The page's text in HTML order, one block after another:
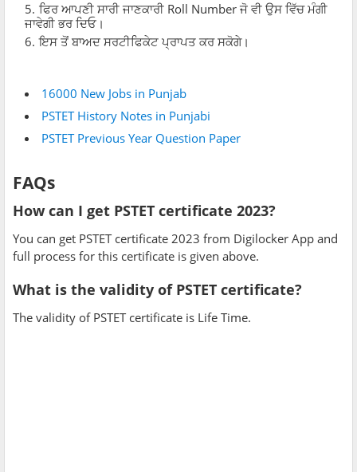
ਫਿਰ ਆਪਣੀ ਸਾਰੀ ਜਾਣਕਾਰੀ Roll Number ਜੋ ਵੀ ਉਸ ਵਿੱਚ ਮੰਗੀ
ਜਾਵੇਗੀ ਭਰ ਦਿਓ।
ਇਸ ਤੋਂ ਬਾਅਦ ਸਰਟੀਫਿਕੇਟ ਪ੍ਰਾਪਤ ਕਰ ਸਕੋਗੇ।
16000 New Jobs in Punjab
PSTET History Notes in Punjabi
PSTET Previous Year Question Paper
FAQs
How can I get PSTET certificate 2023?
You can get PSTET certificate 2023 from Digilocker App and
full process for this certificate is given above.
What is the validity of PSTET certificate?
The validity of PSTET certificate is Life Time.